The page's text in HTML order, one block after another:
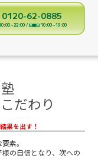
0120-62-0885
～22:00 / 日曜日 10:00～19:00
だわり
果を出す！
素。
の自信となり、次への